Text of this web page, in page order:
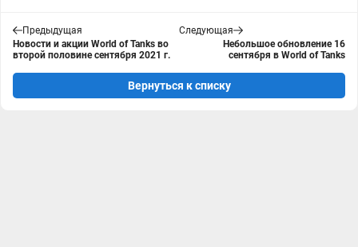
Предыдущая
Новости и акции World of Tanks во
второй половине сентября 2021 г.
Следующая
Небольшое обновление 16
сентября в World of Tanks
Вернуться к списку